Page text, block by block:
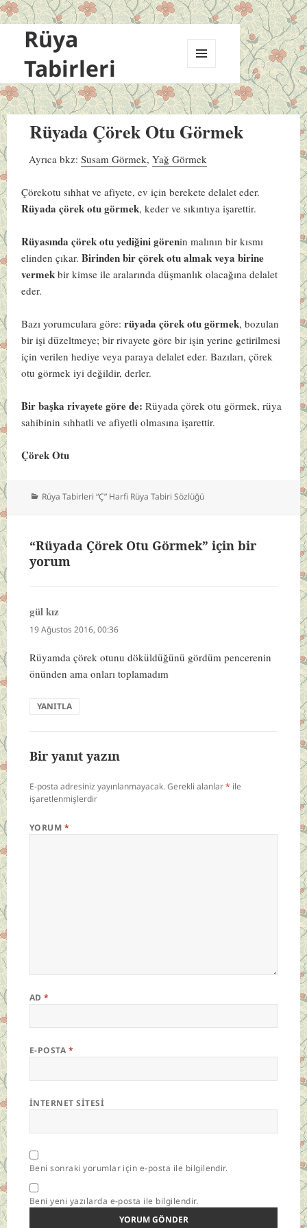
Rüya
Tabirleri
VE
BILEŞENLER
Rüyada Çörek Otu Görmek
Ayrıca bkz:Susam Görmek,Yağ Görmek
Çörekotu sıhhat ve afiyete, ev için berekete delalet eder.
Rüyada çörek otu görmek, keder ve sıkıntıya işarettir.
Rüyasında çörek otu yediğini görenin malının bir kısmı
elinden çıkar.Birinden bir çörek otu almak veya birine
vermek bir kimse ile aralarında düşmanlık olacağına delalet
eder.
Bazı yorumculara göre:rüyada çörek otu görmek, bozulan
bir işi düzeltmeye; bir rivayete göre bir işin yerine getirilmesi
için verilen hediye veya paraya delalet eder. Bazıları, çörek
otu görmek iyi değildir, derler.
Bir başka rivayete göre de: Rüyada çörek otu görmek, rüya
sahibinin sıhhatli ve afiyetli olmasına işarettir.
Çörek Otu
Kategoriler
Rüya Tabirleri “Ç” Harfi Rüya Tabiri Sözlüğü
“Rüyada Çörek Otu Görmek” için bir
yorum
gül kızdedi
ki:
19 Ağustos 2016, 00:36
Rüyamda çörek otunu döküldüğünü gördüm pencerenin
önünden ama onları toplamadım
YANITLA
Bir yanıt yazın
E-posta adresiniz yayınlanmayacak.Gerekli alanlar* ile
işaretlenmişlerdir
YORUM *
AD*
E-POSTA *
İNTERNET SITESI
Beni sonraki yorumlar için e-posta ile bilgilendir.
Beni yeni yazılarda e-posta ile bilgilendir.